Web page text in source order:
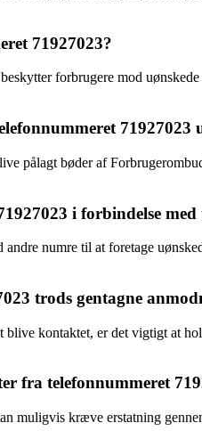
71927023?
forbrugere mod
71927023
pålagt bøder af
i forbindelse
numre til at foretage
trods gentagne
kontaktet, er det vigtigt at
fra telefonnummeret
kræve erstatning